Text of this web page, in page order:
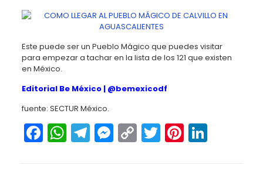
Este puede ser un Pueblo Mágico que puedes visitar
para empezar a tachar en la lista de los 121 que existen
en México.
Editorial Be México | @bemexicodf
fuente: SECTUR México.
Facebook
WhatsApp
Telegram
Messenger
Copy
Link
TwitterPinterest